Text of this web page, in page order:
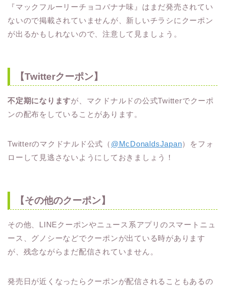
『マックフルーリーチョコバナナ味』はまだ発売されてい
ないので掲載されていませんが、新しいチラシにクーポン
が出るかもしれないので、注意して見ましょう。
【Twitterクーポン】
不定期になりますが、マクドナルドの公式Twitterでクーポ
ンの配布をしていることがあります。
Twitterのマクドナルド公式（ @McDonaldsJapan）をフォ
ローして見逃さないようにしておきましょう！
【その他のクーポン】
その他、LINEクーポンやニュース系アプリのスマートニュ
ース、グノシーなどでクーポンが出ている時があります
が、残念ながらまだ配信されていません。
発売日が近くなったらクーポンが配信されることもあるの